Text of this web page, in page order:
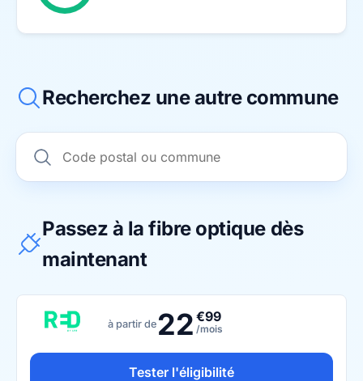
Recherchez une autre commune
Passez à la fibre optique dès
maintenant
à partir de 22 €99
/mois
Tester l'éligibilité